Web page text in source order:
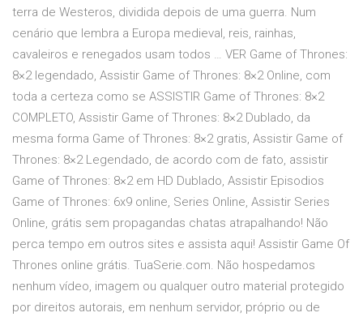
terra de Westeros, dividida depois de uma guerra. Num
cenário que lembra a Europa medieval, reis, rainhas,
cavaleiros e renegados usam todos … VER Game of Thrones:
8×2 legendado, Assistir Game of Thrones: 8×2 Online, com
toda a certeza como se ASSISTIR Game of Thrones: 8×2
COMPLETO, Assistir Game of Thrones: 8×2 Dublado, da
mesma forma Game of Thrones: 8×2 gratis, Assistir Game of
Thrones: 8×2 Legendado, de acordo com de fato, assistir
Game of Thrones: 8×2 em HD Dublado, Assistir Episodios
Game of Thrones: 6x9 online, Series Online, Assistir Series
Online, grátis sem propagandas chatas atrapalhando! Não
perca tempo em outros sites e assista aqui! Assistir Game Of
Thrones online grátis. TuaSerie.com. Não hospedamos
nenhum vídeo, imagem ou qualquer outro material protegido
por direitos autorais, em nenhum servidor, próprio ou de